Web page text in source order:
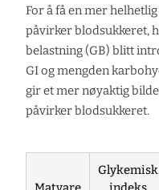
For å få en mer
påvirker blodsukkeret,
belastning (GB) blitt
GI og mengden
gir et mer nøyaktig
påvirker blodsukkeret.
Glykemisk